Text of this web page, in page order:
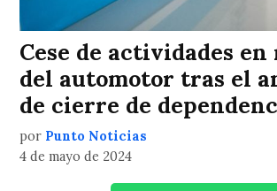
Cese de actividades
del automotor tras el
de cierre de
por Punto Noticias
4 de mayo de 2024